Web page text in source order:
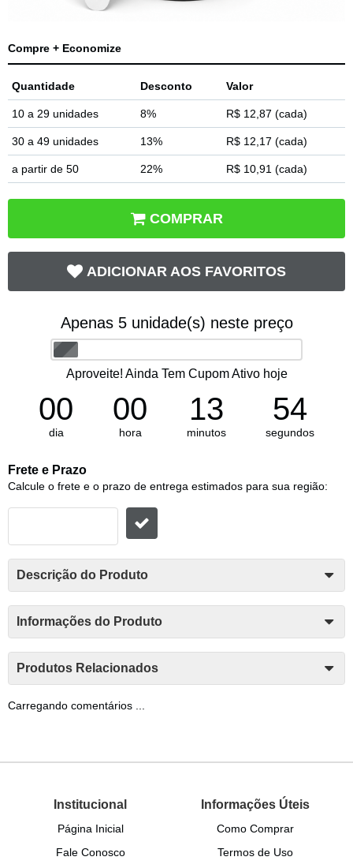
Compre + Economize
Quantidade Desconto Valor
10 a 29 unidades 8% R$ 12,87 (cada)
30 a 49 unidades 13% R$ 12,17 (cada)
a partir de 50 22% R$ 10,91 (cada)
COMPRAR
ADICIONAR AOS FAVORITOS
Apenas 5unidade(s) neste preço
Aproveite! Ainda Tem Cupom Ativo hoje
00
dia
00
hora
13
minutos
53
segundos
Frete e Prazo
Calcule o frete e o prazo de entrega estimados para sua região:
Descrição do Produto
Informações do Produto
Produtos Relacionados
Carregando comentários ...
Institucional
Página Inicial
Fale Conosco
Informações Úteis
Como Comprar
Termos de Uso